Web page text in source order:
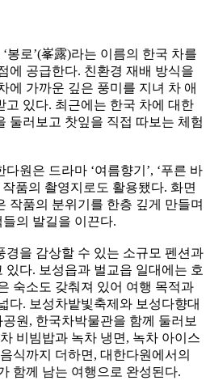
봉로’(峯露)라는 이름의 한국 차를
에 공급한다. 친환경 재배 방식을
에 가까운 깊은 풍미를 지녀 차 애
고 있다. 최근에는 한국 차에 대한
둘러보고 찻잎을 직접 따보는 체험
원은 드라마 ‘여름향기’, ‘푸른 바
작품의 촬영지로도 활용됐다. 화면
작품의 분위기를 한층 깊게 만들며
의 발길을 이끈다.
경을 감상할 수 있는 소규모 펜션과
있다. 보성읍과 벌교읍 일대에는 호
숙소도 갖춰져 있어 여행 목적과
다. 보성차밭빛축제와 보성다향대
원, 한국차박물관을 함께 둘러보
비빔밥과 녹차 냉면, 녹차 아이스
식까지 더하면, 대한다원에서의
함께 남는 여행으로 완성된다.